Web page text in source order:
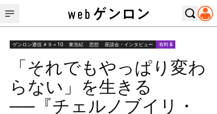
ゲンロン通信 ＃９＋10 東浩紀 思想 座談会・インタビュー 有料 🔒
「それでもやっぱり変わ
らない」を生きる
──『チェルノブイリ・